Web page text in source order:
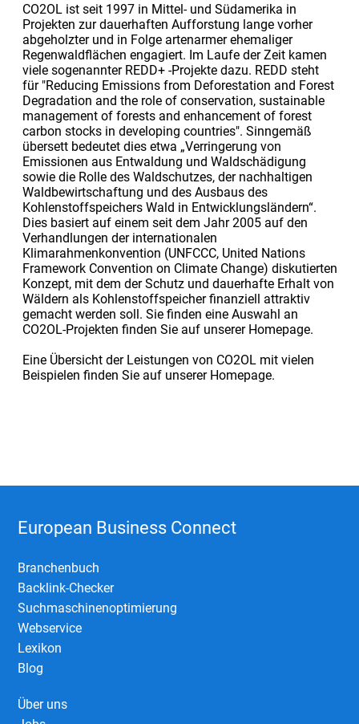
CO2OL ist seit 1997 in Mittel- und Südamerika in
Projekten zur dauerhaften Aufforstung lange vorher
abgeholzter und in Folge artenarmer ehemaliger
Regenwaldflächen engagiert. Im Laufe der Zeit kamen
viele sogenannter REDD+ -Projekte dazu. REDD steht
für "Reducing Emissions from Deforestation and Forest
Degradation and the role of conservation, sustainable
management of forests and enhancement of forest
carbon stocks in developing countries". Sinngemäß
übersett bedeutet dies etwa „Verringerung von
Emissionen aus Entwaldung und Waldschädigung
sowie die Rolle des Waldschutzes, der nachhaltigen
Waldbewirtschaftung und des Ausbaus des
Kohlenstoffspeichers Wald in Entwicklungsländern“.
Dies basiert auf einem seit dem Jahr 2005 auf den
Verhandlungen der internationalen
Klimarahmenkonvention (UNFCCC, United Nations
Framework Convention on Climate Change) diskutierten
Konzept, mit dem der Schutz und dauerhafte Erhalt von
Wäldern als Kohlenstoffspeicher finanziell attraktiv
gemacht werden soll. Sie finden eine Auswahl an
CO2OL-Projekten finden Sie auf unserer Homepage.
Eine Übersicht der Leistungen von CO2OL mit vielen
Beispielen finden Sie auf unserer Homepage.
European Business Connect
Branchenbuch
Backlink-Checker
Suchmaschinenoptimierung
Webservice
Lexikon
Blog
Über uns